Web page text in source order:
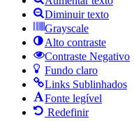
Diminuir texto
Grayscale
Alto contraste
Contraste Negativo
Fundo claro
Links Sublinhados
Fonte legível
Redefinir